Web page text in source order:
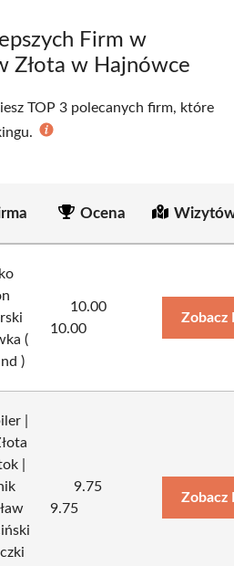
Firm w
Złota w Hajnówce
TOP 3 polecanych firm, które
Ocena
(
)
10.00
10.00
Zobacz
|
|
9.75
9.75
Zobacz